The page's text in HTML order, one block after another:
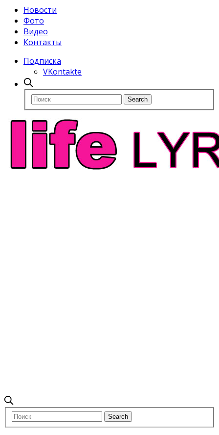
Новости
Фото
Видео
Контакты
Подписка
VKontakte